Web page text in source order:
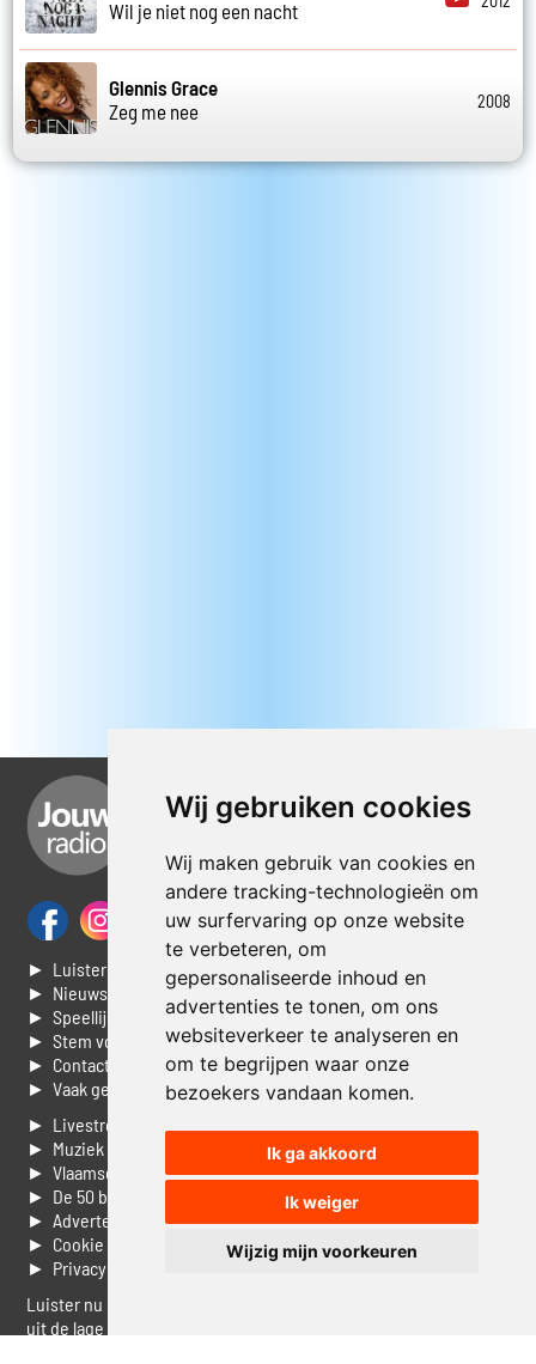
Wij gebruiken cookies
Wij maken gebruik van cookies en
andere tracking-technologieën om
uw surfervaring op onze website
te verbeteren, om
gepersonaliseerde inhoud en
advertenties te tonen, om ons
websiteverkeer te analyseren en
om te begrijpen waar onze
bezoekers vandaan komen.
Ik ga akkoord
Ik weiger
Wijzig mijn voorkeuren
Wil je niet nog een nacht
Glennis Grace
Zeg me nee
2008
► Luisteren naar Jouwradio
► Nieuws
► Speellijst
► Stem voor de Dag top 3
► Contacteer ons
► Vaak gestelde vragen
► Livestream informatie
► Muziek opzoeken
► Vlaamse 100 Aller tijden
► De 50 beste van...
► Adverteren op Jouwradio
► Cookie voorkeuren wijzigen
► Privacyinformatie
Luister nu naar Jouwradio! De beste Nederlandstalige muziek
uit de lage landen hoor je hier al 20 jaar. In digitale kwaliteit op je